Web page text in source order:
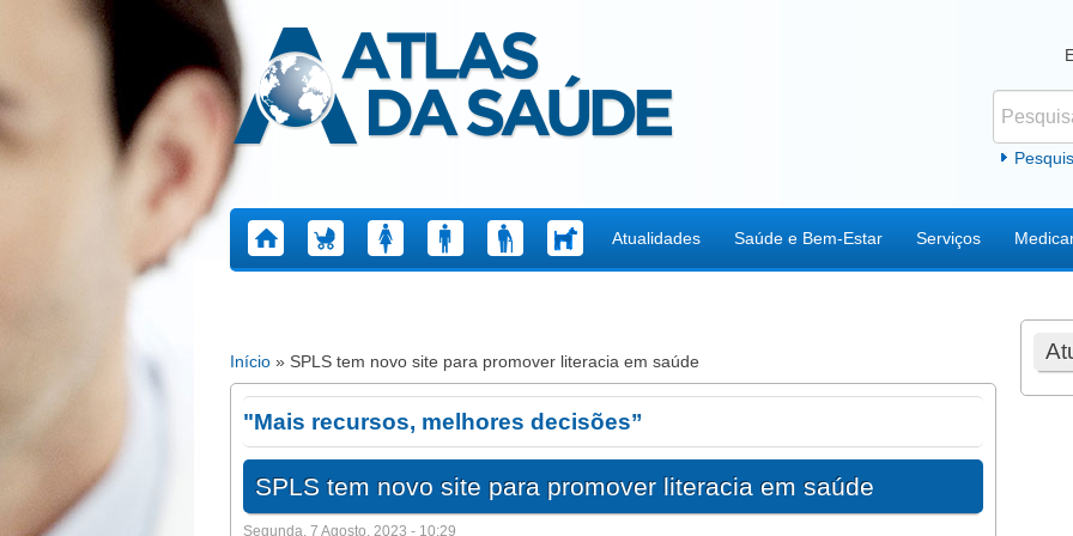
Atlas da Saúde
Atualidades Saúde e Bem-Estar Serviços
Está aqui
Início » SPLS tem novo site para promover literacia em saúde
"Mais recursos, melhores decisões”
SPLS tem novo site para promover literacia em saúde
Segunda, 7 Agosto, 2023 - 10:29